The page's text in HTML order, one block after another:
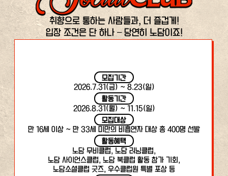
취향으로 통하는 사람들과, 더 즐겁게!
입장 조건은 단 하나 – 당연히 노담이죠!
모집기간
2026.7.31(금) ~ 8.23(일)
활동기간
2026.8.31(월) ~ 11.15(일)
모집대상
만 16세 이상 ~ 만 33세 미만의 비흡연자 대상 총 400명 선발
활동혜택
노담 무비클럽, 노담 러닝클럽,
노담 사이언스클럽, 노담 북클럽 활동 참가 기회,
노담소셜클럽 굿즈, 우수클럽원 특별 포상 등